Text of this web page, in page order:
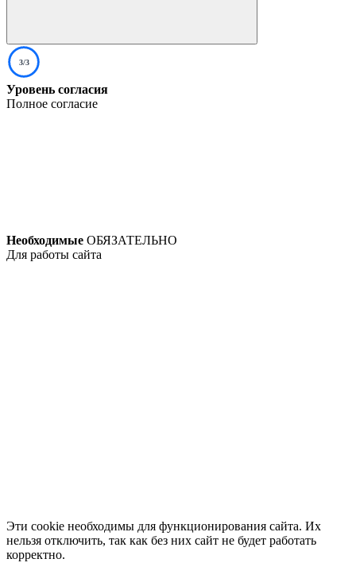
3/3
Уровень согласия
Полное согласие
Необходимые ОБЯЗАТЕЛЬНО
Для работы сайта
Эти cookie необходимы для функционирования сайта. Их
нельзя отключить, так как без них сайт не будет работать
корректно.